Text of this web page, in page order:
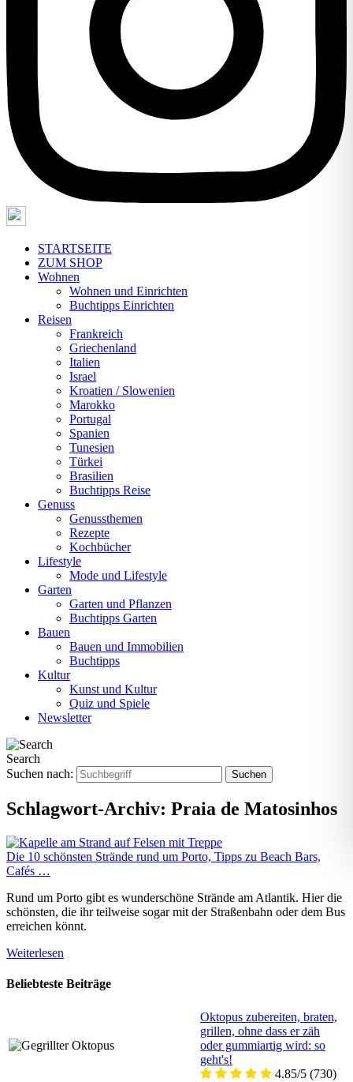
STARTSEITE
ZUM SHOP
Wohnen
Wohnen und Einrichten
Buchtipps Einrichten
Reisen
Frankreich
Griechenland
Italien
Israel
Kroatien / Slowenien
Marokko
Portugal
Spanien
Tunesien
Türkei
Brasilien
Buchtipps Reise
Genuss
Genussthemen
Rezepte
Kochbücher
Lifestyle
Mode und Lifestyle
Garten
Garten und Pflanzen
Buchtipps Garten
Bauen
Bauen und Immobilien
Buchtipps
Kultur
Kunst und Kultur
Quiz und Spiele
Newsletter
Search
Suchen nach:
Schlagwort-Archiv: Praia de Matosinhos
Die 10 schönsten Strände rund um Porto, Tipps zu Beach Bars,
Cafés …
Rund um Porto gibt es wunderschöne Strände am Atlantik. Hier die
schönsten, die ihr teilweise sogar mit der Straßenbahn oder dem Bus
erreichen könnt.
Weiterlesen
Beliebteste Beiträge
Oktopus zubereiten, braten,
grillen, ohne dass er zäh
oder gummiartig wird: so
geht's!
4.85/5 (730)